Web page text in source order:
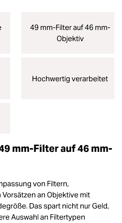
49 mm-Filter auf 46 mm-
Objektiv
Hochwertig verarbeitet
mm-Filter auf 46 mm-
von Filtern,
an Objektive mit
Das spart nicht nur Geld,
Auswahl an Filtertypen